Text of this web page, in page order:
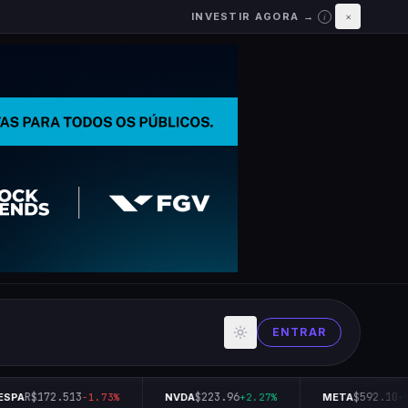
INVESTIR AGORA → i ×
ENTRAR
R$172.513-1.73% NVDA$223.96+2.27% META$592.10